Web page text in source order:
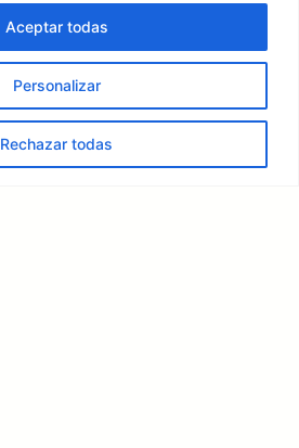
Personalizar
Rechazar todas
Aceptar todas
de
· Todos los derechos